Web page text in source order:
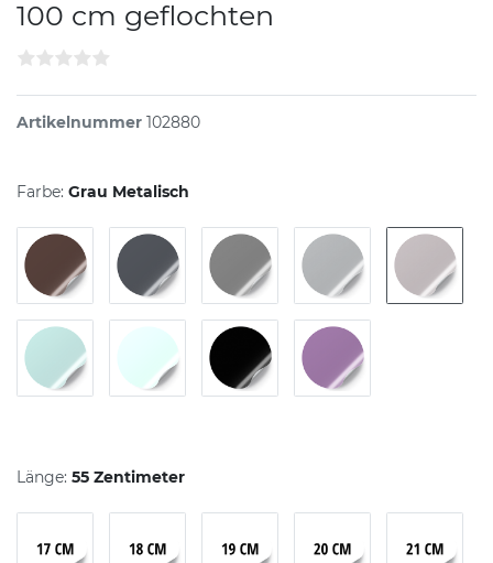
100 cm geflochten
Artikelnummer 102880
Farbe: Grau Metalisch
Länge: 55 Zentimeter